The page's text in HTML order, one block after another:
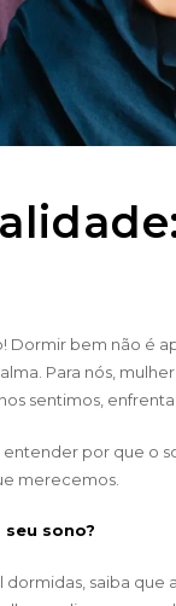
Dormir bem não é
Para nós,
sentimos,
entender por que o
merecemos.
sono?
saiba que